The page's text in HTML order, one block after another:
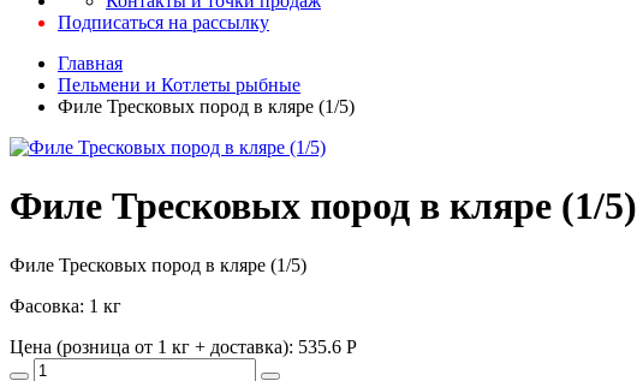
Подписаться на рассылку
Главная
Пельмени и Котлеты рыбные
Филе Тресковых пород в кляре (1/5)
Филе Тресковых пород в кляре (1/5)
Филе Тресковых пород в кляре (1/5)
Фасовка: 1 кг
Цена (розница от 1 кг + доставка): 535.6 P